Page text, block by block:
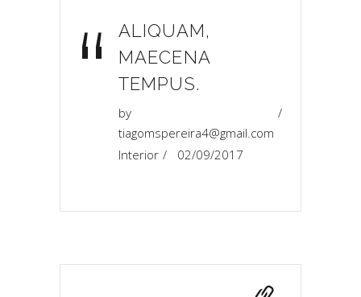
“
ALIQUAM,
MAECENA
TEMPUS.
by
tiagomspereira4@gmail.com
Interior
02/09/2017